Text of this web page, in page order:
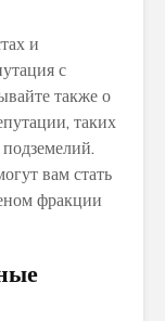
и
с
также о
таких
вам стать
фракции